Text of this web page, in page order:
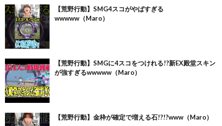
【荒野行動】SMG4スコがやばすぎる
wwwww（Maro）
【荒野行動】SMGに4スコをつけれる!?新EX殿堂スキン
が強すぎるwwwww（Maro）
【荒野行動】金枠が確定で増える石!?!?www（Maro）